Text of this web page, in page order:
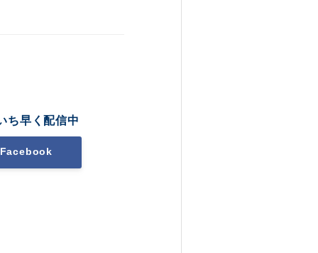
ち早く配信中
Facebook